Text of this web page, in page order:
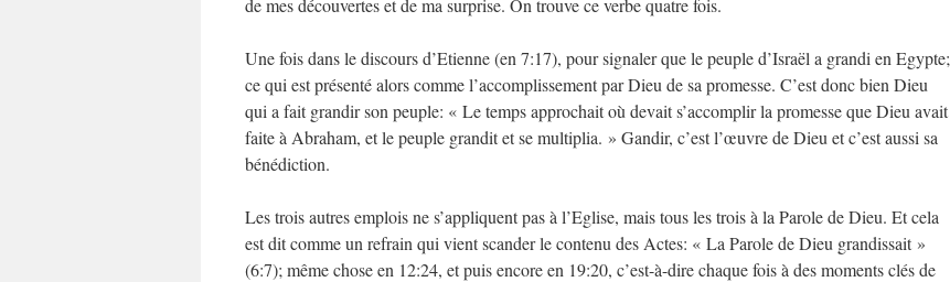
de mes découvertes et de ma surprise. On trouve ce verbe quatre fois.
Une fois dans le discours d’Etienne (en 7:17), pour signaler que le peuple d’Israël a grandi en Egypte;
ce qui est présenté alors comme l’accomplissement par Dieu de sa promesse. C’est donc bien Dieu
qui a fait grandir son peuple: « Le temps approchait où devait s’accomplir la promesse que Dieu avait
faite à Abraham, et le peuple grandit et se multiplia. » Gandir, c’est l’œuvre de Dieu et c’est aussi sa
bénédiction.
Les trois autres emplois ne s’appliquent pas à l’Eglise, mais tous les trois à la Parole de Dieu. Et cela
est dit comme un refrain qui vient scander le contenu des Actes: « La Parole de Dieu grandissait »
(6:7); même chose en 12:24, et puis encore en 19:20, c’est-à-dire chaque fois à des moments clés de